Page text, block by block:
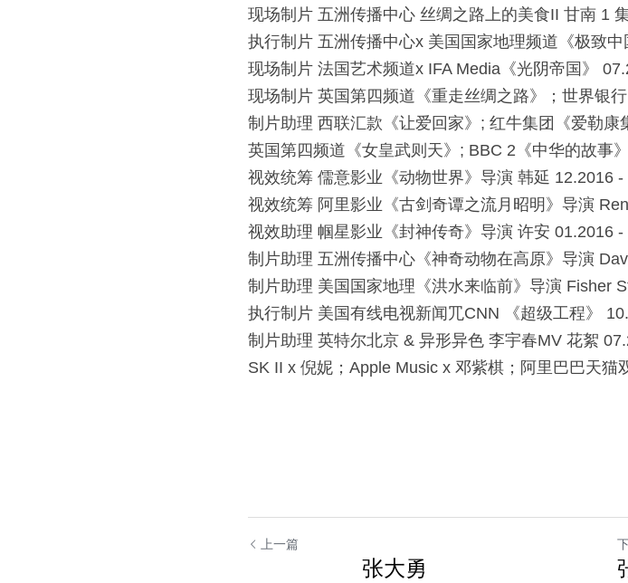
现场制⽚ 五洲传播中⼼ 丝绸之路上的美⾷II ⽢南 1
执⾏制⽚ 五洲传播中⼼x 美国国家地理频道《极致
现场制⽚ 法国艺术频道x IFA Media《光阴帝国》
现场制⽚ 英国第四频道《重⾛丝绸之路》；世界银
制⽚助理 ⻄联汇款《让爱回家》; 红⽜集团《爱勒康
英国第四频道《⼥皇武则天》; BBC 2《中华的故事》
视效统筹 儒意影业《动物世界》导演 韩延 12.2016 -
视效统筹 阿⾥影业《古剑奇谭之流⽉昭明》导演
视效助理 帼星影业《封神传奇》导演 许安 01.2016 -
制⽚助理 五洲传播中⼼《神奇动物在⾼原》导演
制⽚助理 美国国家地理《洪⽔来临前》导演 Fisher
执⾏制⽚ 美国有线电视新闻⺴CNN 《超级⼯程》
制⽚助理 英特尔北京 & 异形异⾊ 李宇春MV 花絮
SK II x 倪妮；Apple Music x 邓紫棋；阿⾥巴巴天猫
上一篇
张大勇